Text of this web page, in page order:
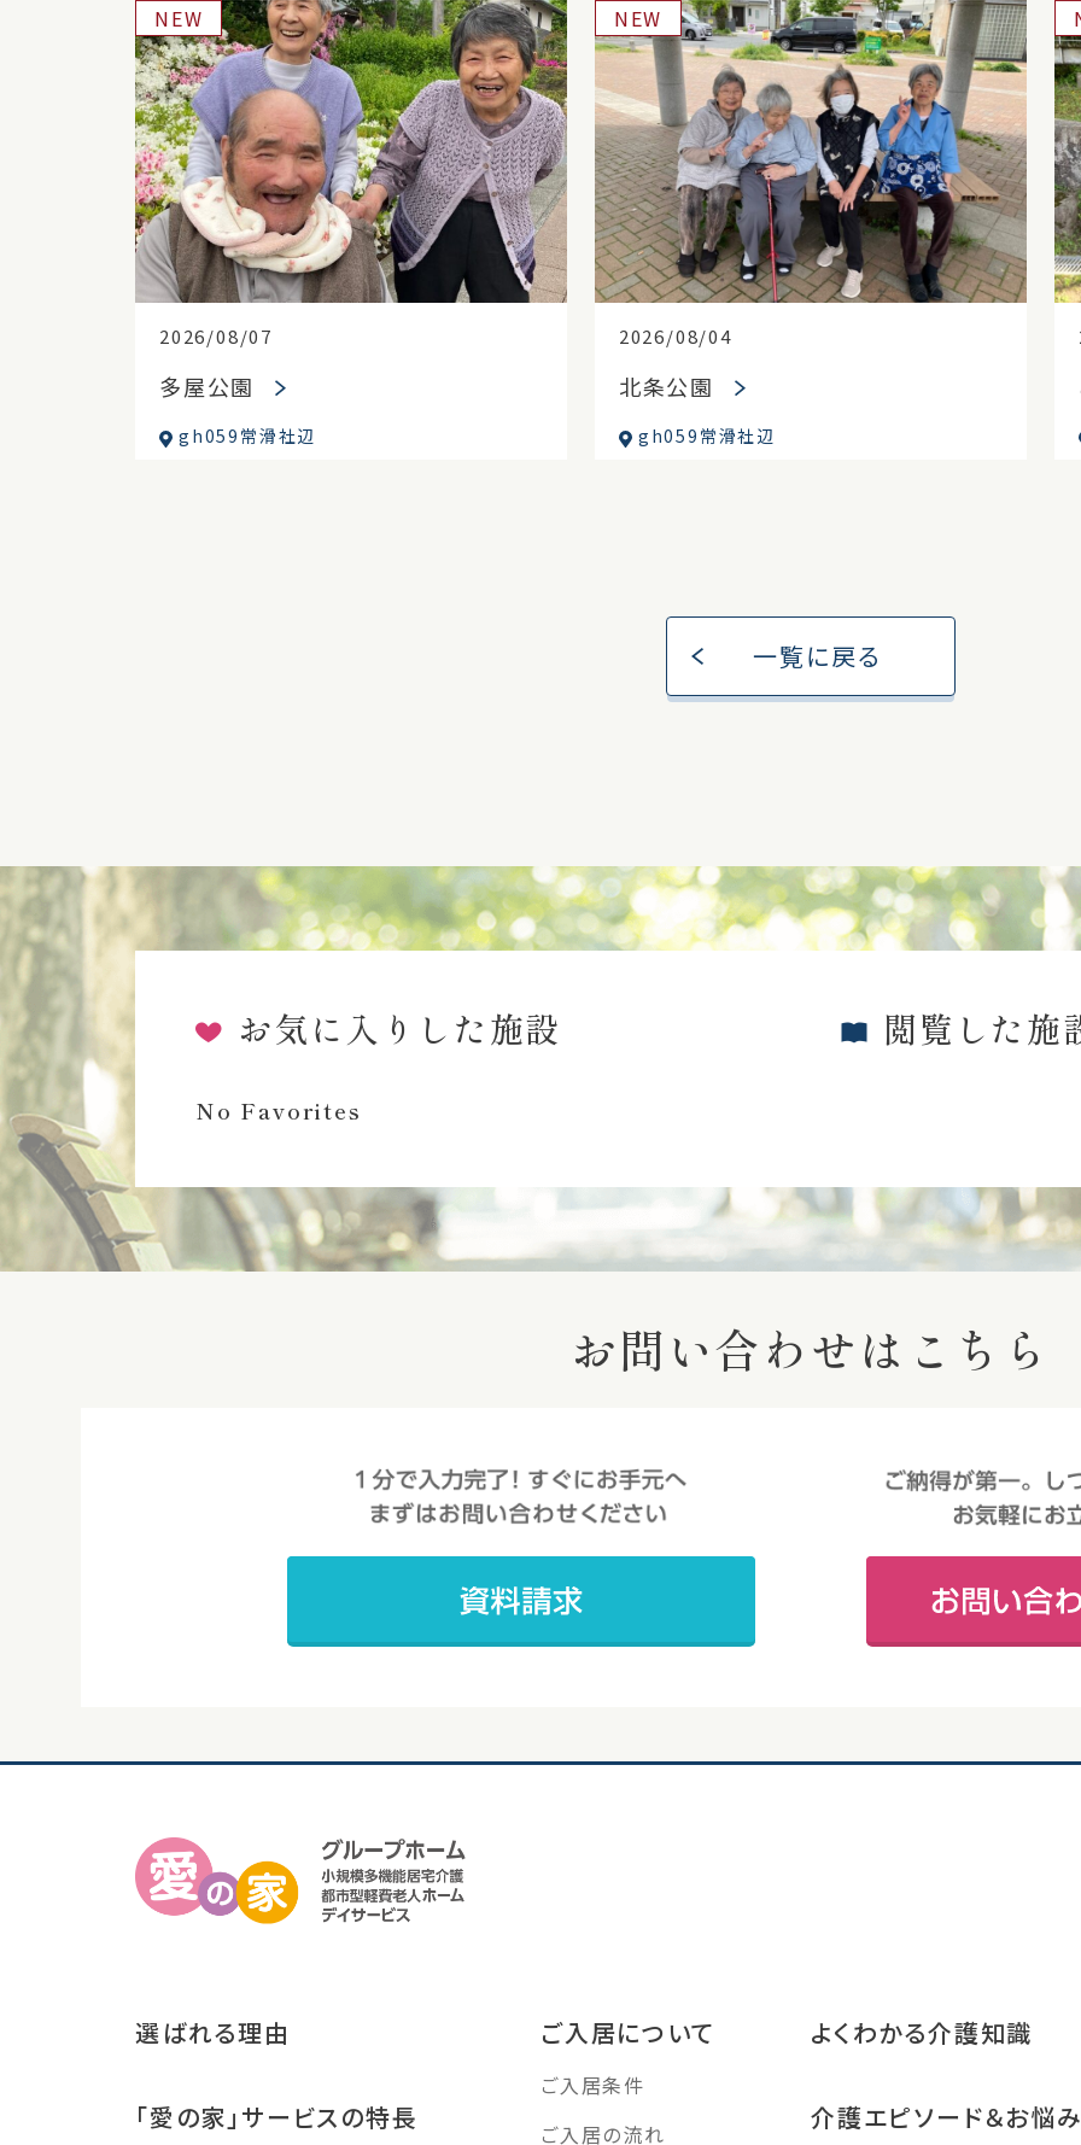
2026/08/07
NEW
多屋公園
gh059常滑社辺
2026/08/04
NEW
北条公園
gh059常滑社辺
一覧に戻る
お気に入りした施設
No Favorites
閲覧した施
お問い合わせはこちら
選ばれる理由
「愛の家」サービスの特長
ご入居について
ご入居条件
ご入居の流れ
よくわかる介護知識
介護エピソード＆お悩